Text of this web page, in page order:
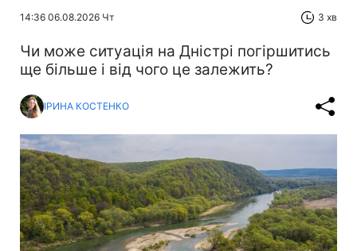
14:36 06.08.2026 Чт 3 хв
Чи може ситуація на Дністрі погіршитись
ще більше і від чого це залежить?
ІРИНА КОСТЕНКО